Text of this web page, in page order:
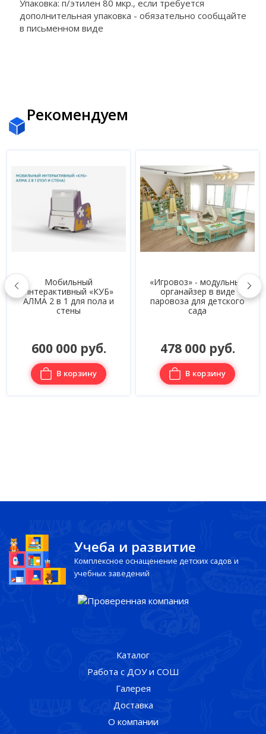
Упаковка: п/этилен 80 мкр., если требуется
дополнительная упаковка - обязательно сообщайте
в письменном виде
Рекомендуем
Мобильный
интерактивный «КУБ»
АЛМА 2 в 1 для пола и
стены
600 000 руб.
В корзину
«Игровоз» - модульный
органайзер в виде
паровоза для детского
сада
478 000 руб.
В корзину
Учеба и развитие
Комплексное оснащенение детских садов и
учебных заведений
Каталог
Работа с ДОУ и СОШ
Галерея
Доставка
О компании